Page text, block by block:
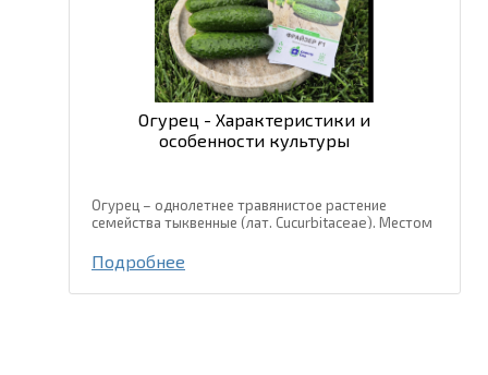
и другие товары по доступным ценам Вы можете
интернет-магазинеСпектр Садс доставкой
в Киев и другие города по всей территории
Огурец - Характеристики и
особенности культуры
Огурец – однолетнее травянистое растение
семейства тыквенные (лат. Cucurbitaceae). Местом
субтропические регионы Юго-Восточной Азии, где
и сейчас встречаются дикорастущие...
Подробнее